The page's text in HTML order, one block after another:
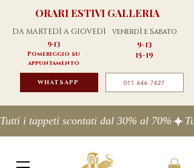
ORARI ESTIVI GALLERIA
DA MARTEDÌ A GIOVEDÌ venerdÌ e Sabato
9-13
Pomeriggio su
appuntamento
9-13
15-19
WHATSAPP 011 646 7427
Tutti i tappeti scontati dal 30% al 70%